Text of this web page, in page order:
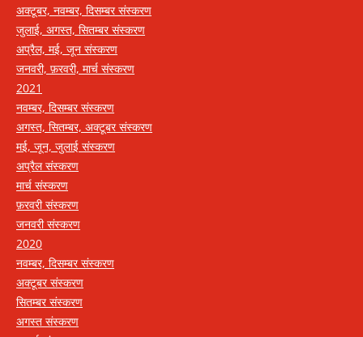
अक्टूबर, नवम्बर, दिसम्बर संस्करण
जुलाई, अगस्त, सितम्बर संस्करण
अप्रैल, मई, जून संस्करण
जनवरी, फ़रवरी, मार्च संस्करण
2021
नवम्बर, दिसम्बर संस्करण
अगस्त, सितम्बर, अक्टूबर संस्करण
मई, जून, जुलाई संस्करण
अप्रैल संस्करण
मार्च संस्करण
फ़रवरी संस्करण
जनवरी संस्करण
2020
नवम्बर, दिसम्बर संस्करण
अक्टूबर संस्करण
सितम्बर संस्करण
अगस्त संस्करण